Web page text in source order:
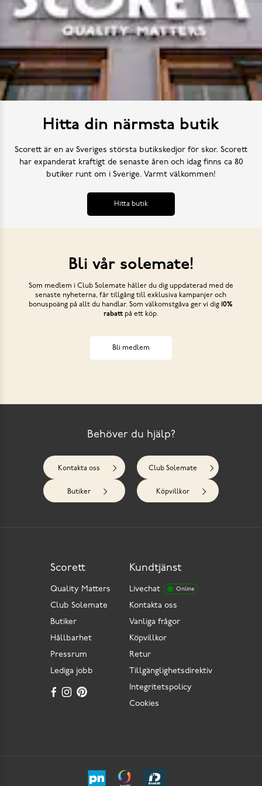
Hitta din närmsta butik
Scorett är en av Sveriges största butikskedjor för skor. Scorett
har expanderat kraftigt de senaste åren och idag finns ca 80
butiker runt om i Sverige. Varmt välkommen!
Hitta butik
Bli vår solemate!
Som medlem i Club Solemate håller du dig uppdaterad med de
senaste nyheterna, får tillgång till exklusiva kampanjer och
bonuspoäng på allt du handlar. Som välkomstgåva ger vi dig 10%
rabattpå ett köp.
Bli medlem
Behöver du hjälp?
Kontakta oss Club Solemate
Butiker Köpvillkor
Kundtjänst
Livechat Online
Kontakta oss
Vanliga frågor
Köpvillkor
Retur
Tillgänglighetsdirektiv
Integritetspolicy
Cookies
Scorett
Quality Matters
Club Solemate
Butiker
Hållbarhet
Pressrum
Lediga jobb